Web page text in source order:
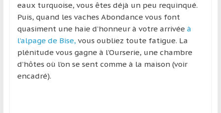
eaux turquoise, vous êtes déjà un peu requinqué.
Puis, quand les vaches Abondance vous font
quasiment une haie d’honneur à votre arrivée à
l’alpage de Bise, vous oubliez toute fatigue. La
plénitude vous gagne à l’Ourserie, une chambre
d’hôtes où l’on se sent comme à la maison (voir
encadré).